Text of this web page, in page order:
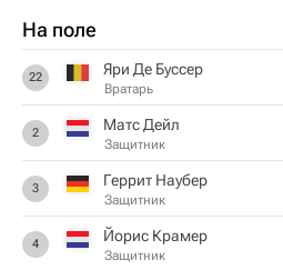
На поле
22 Яри Де Буссер
Вратарь
2 Матс Дейл
Защитник
3 Геррит Наубер
Защитник
4 Йорис Крамер
Защитник